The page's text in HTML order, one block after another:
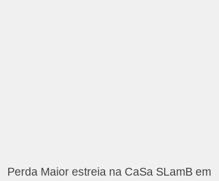
Perda Maior estreia na CaSa SLamB em